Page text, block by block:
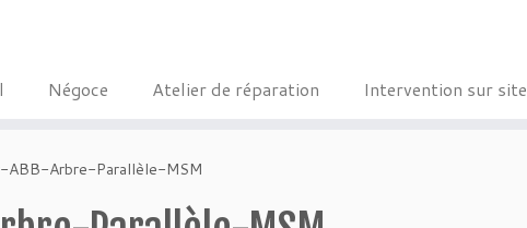
Négoce Atelier de réparation Intervention sur site
ABB-Arbre-Parallèle-MSM